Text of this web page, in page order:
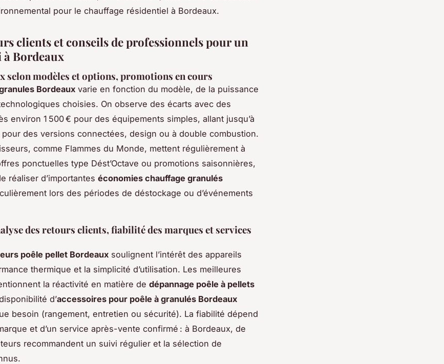
pour le chauffage résidentiel à Bordeaux.
clients et conseils de professionnels pour un
à Bordeaux
selon modèles et options, promotions en cours
Bordeaux varie en fonction du modèle, de la puissance
choisies. On observe des écarts avec des
environ 1 500 € pour des équipements simples, allant jusqu’à
pour des versions connectées, design ou à double combustion.
comme Flammes du Monde, mettent régulièrement à
ponctuelles type Dést’Octave ou promotions saisonnières,
réaliser d’importantes économies chauffage granulés
lors des périodes de déstockage ou d’événements
des retours clients, fiabilité des marques et services
poêle pellet Bordeaux soulignent l’intérêt des appareils
thermique et la simplicité d’utilisation. Les meilleures
la réactivité en matière de dépannage poêle à pellets
d’accessoires pour poêle à granulés Bordeaux
besoin (rangement, entretien ou sécurité). La fiabilité dépend
et d’un service après-vente confirmé : à Bordeaux, de
recommandent un suivi régulier et la sélection de